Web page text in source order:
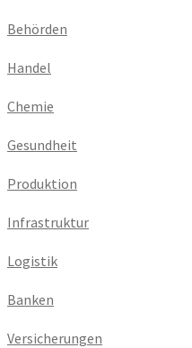
Behörden
Handel
Chemie
Gesundheit
Produktion
Infrastruktur
Logistik
Banken
Versicherungen